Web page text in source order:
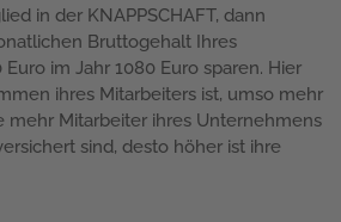
in der KNAPPSCHAFT, dann
Bruttogehalt Ihres
im Jahr 1080 Euro sparen. Hier
ihres Mitarbeiters ist, umso mehr
mehr Mitarbeiter ihres Unternehmens
sind, desto höher ist ihre